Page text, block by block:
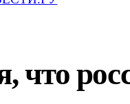
что